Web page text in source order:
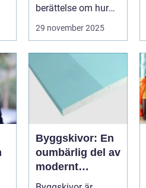
berättelse om hur
ett enkelt
genom...
29 november 2025
Byggskivor: En
oumbärlig del av
modernt
byggande